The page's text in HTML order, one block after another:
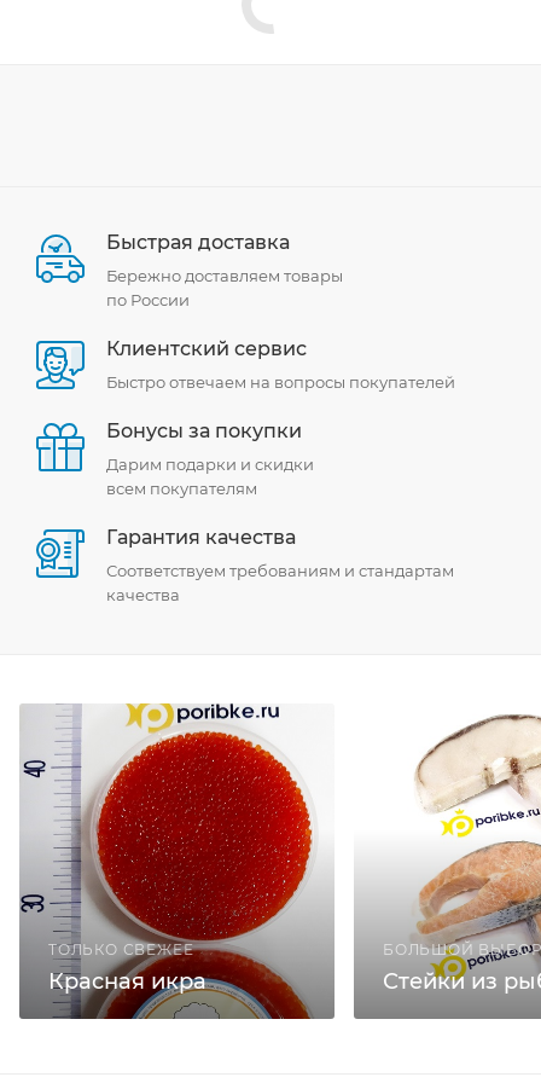
Быстрая доставка
Бережно доставляем товары
по России
Клиентский сервис
Быстро отвечаем на вопросы покупателей
Бонусы за покупки
Дарим подарки и скидки
всем покупателям
Гарантия качества
Соответствуем требованиям и стандартам
качества
ТОЛЬКО СВЕЖЕЕ
Красная икра
БОЛЬШОЙ
Стейки из